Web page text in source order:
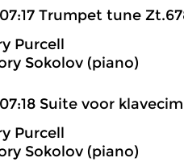
07:17 Trumpet tune
Purcell
Sokolov (piano)
07:18 Suite voor
Purcell
Sokolov (piano)